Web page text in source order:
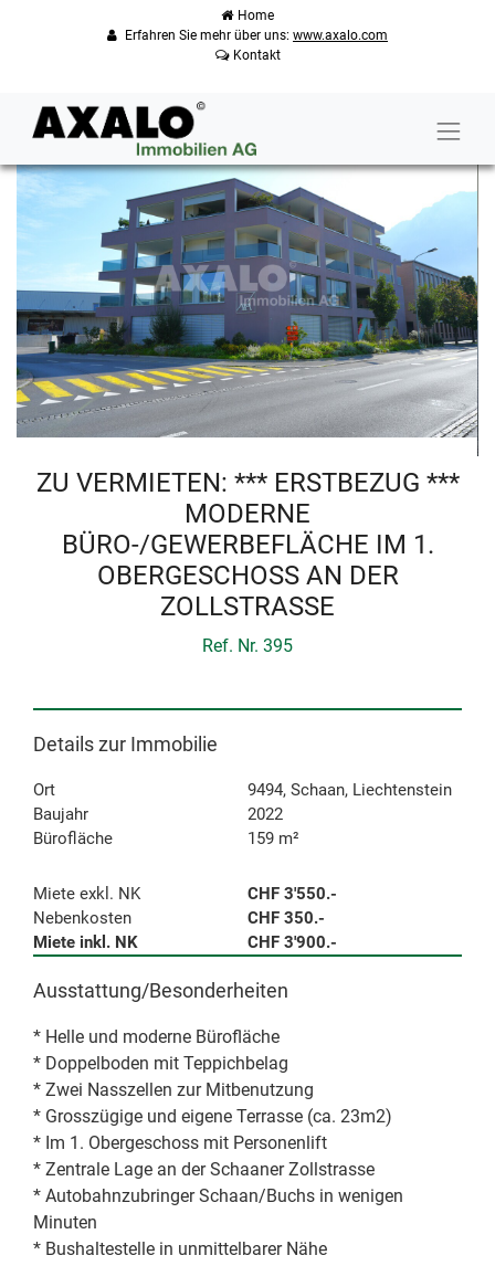
Home
Erfahren Sie mehr über uns: www.axalo.com
Kontakt
ZU VERMIETEN: *** ERSTBEZUG ***
MODERNE
BÜRO-/GEWERBEFLÄCHE IM 1.
OBERGESCHOSS AN DER
ZOLLSTRASSE
Ref. Nr. 395
Details zur Immobilie
Ort
9494, Schaan, Liechtenstein
Baujahr
2022
Bürofläche
159 m²
Miete exkl. NK
CHF 3'550.-
Nebenkosten
CHF 350.-
Miete inkl. NK
CHF 3'900.-
Ausstattung/Besonderheiten
* Helle und moderne Bürofläche
* Doppelboden mit Teppichbelag
* Zwei Nasszellen zur Mitbenutzung
* Grosszügige und eigene Terrasse (ca. 23m2)
* Im 1. Obergeschoss mit Personenlift
* Zentrale Lage an der Schaaner Zollstrasse
* Autobahnzubringer Schaan/Buchs in wenigen
Minuten
* Bushaltestelle in unmittelbarer Nähe